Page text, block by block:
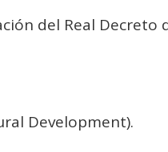
del Real Decreto
Development).